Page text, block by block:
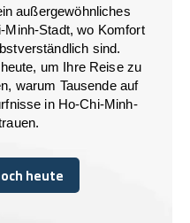
außergewöhnliches
Minh-Stadt, wo Komfort
sind.
um Ihre Reise zu
warum Tausende auf
in Ho-Chi-Minh-
heute
heute